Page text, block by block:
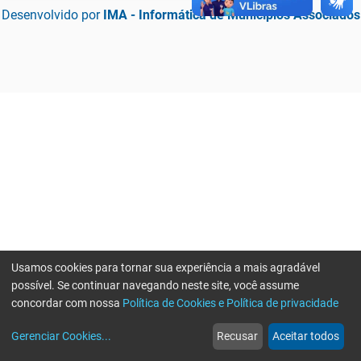
Desenvolvido por IMA - Informática de Municípios Associados
web
Notícias
more_horiz
Mais
Usamos cookies para tornar sua experiência a mais agradável
possível. Se continuar navegando neste site, você assume
concordar com nossa Política de Cookies e Política de privacidade
Gerenciar Cookies... Recusar Aceitar todos
Erro ao enviar informações, por favor tente novamente